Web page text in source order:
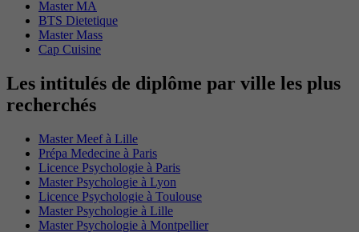
Master MA
BTS Dietetique
Master Mass
Cap Cuisine
Les intitulés de diplôme par ville les plus
recherchés
Master Meef à Lille
Prépa Medecine à Paris
Licence Psychologie à Paris
Master Psychologie à Lyon
Licence Psychologie à Toulouse
Master Psychologie à Lille
Master Psychologie à Montpellier